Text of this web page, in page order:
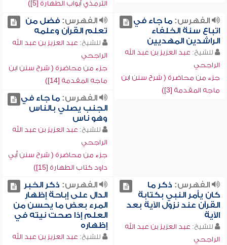
الترمذي أبواب الطهارة [5])
الفهرس:ما جاء في
اتباع سنة الخلفاء
الراشدين المهديين
للشيخ: عبد العزيز بن عبد الله
الراجحي
جزء من محاضرة ( شرح سنن ابن
ماجه المقدمة [3])
الفهرس:فضل من
تعلم القرآن وعلمه
للشيخ: عبد العزيز بن عبد الله
الراجحي
جزء من محاضرة ( شرح سنن ابن
ماجه المقدمة [14])
الفهرس:ما جاء في
الجنب يصلي بالناس
وهو ناس
للشيخ: عبد العزيز بن عبد الله
الراجحي
جزء من محاضرة ( شرح سنن أبي
داود كتاب الطهارة [15])
الفهرس: ذكر ما
كان يأمر النبي بكتابة
القرآن عند نزول الآية بعد
الآية
للشيخ: عبد العزيز بن عبد الله
الراجحي
الفهرس: ذكر الخبر
الدال على إباحة إظهار
المرء بعض ما يحسن من
العلم إذا صحت نيته في
إظهاره
للشيخ: عبد العزيز بن عبد الله